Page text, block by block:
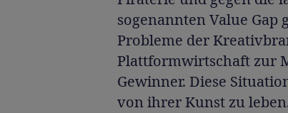
sogenannten Value Gap
Probleme der
Plattformwirtschaft zur
Gewinner. Diese
von ihrer Kunst zu